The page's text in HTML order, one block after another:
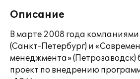
Описание
В марте 2008 года
(Санкт-Петербург) и
менеджмента» (Петрозаводск)
проект по внедрению